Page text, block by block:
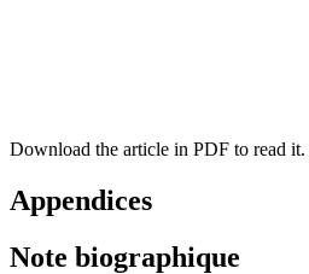
Download the article in PDF to read it.
Appendices
Note biographique